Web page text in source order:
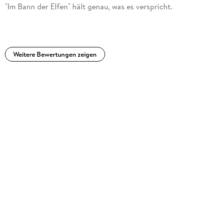
"Im Bann der Elfen" hält genau, was es verspricht.
Weitere Bewertungen zeigen